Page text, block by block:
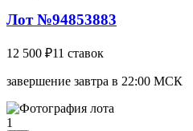
Лот №94853883
12 500 ₽11 ставок
завершение завтра в 22:00 МСК
1